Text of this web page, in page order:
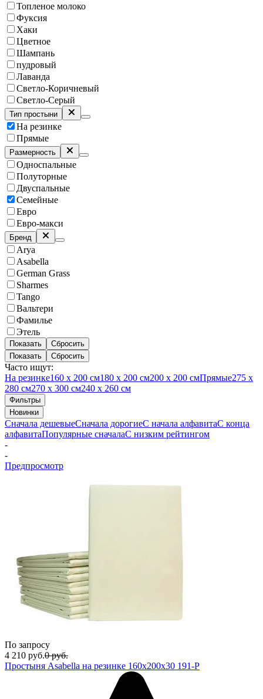
Топленое молоко
Фуксия
Хаки
Цветное
Шампань
пудровый
Лаванда
Светло-Коричневый
Светло-Серый
Тип простыни
На резинке
Прямые
Размерность
Односпальные
Полуторные
Двуспальные
Семейные
Евро
Евро-макси
Бренд
Arya
Asabella
German Grass
Sharmes
Tango
Вальтери
Фамилье
Этель
Показать
Сбросить
Показать
Сбросить
Часто ищут:
На резинке160 х 200 см180 х 200 см200 х 200 смПрямые275 х
280 см270 х 300 см240 х 260 см
Фильтры
Новинки
Сначала дешевыеСначала дорогиеС начала алфавитаС конца
алфавитаПопулярные сначалаС низким рейтингом
-
-
Предпросмотр
По запросу
4 210 руб.0 руб.
Простыня Asabella на резинке 160х200х30 191-Р